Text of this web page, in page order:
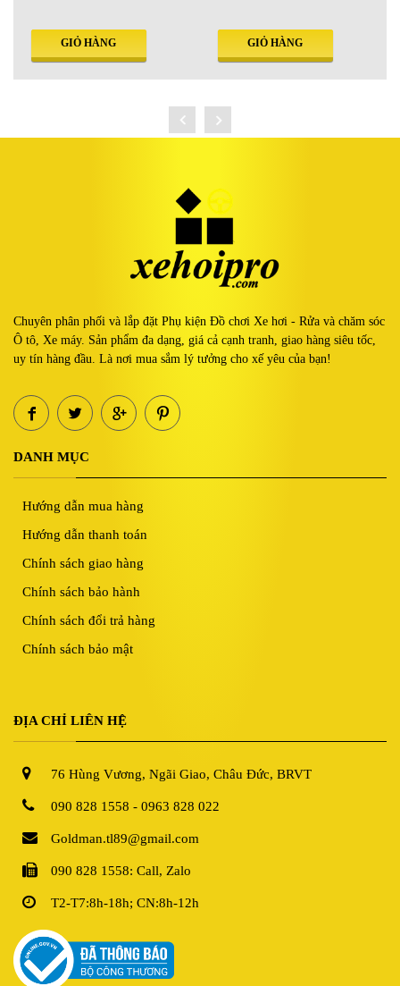
GIỎ HÀNG GIỎ HÀNG
Chuyên phân phối và lắp đặt Phụ kiện Đồ chơi Xe hơi - Rửa và chăm sóc
Ô tô, Xe máy. Sản phẩm đa dạng, giá cả cạnh tranh, giao hàng siêu tốc,
uy tín hàng đầu. Là nơi mua sắm lý tưởng cho xế yêu của bạn!
DANH MỤC
Hướng dẫn mua hàng
Hướng dẫn thanh toán
Chính sách giao hàng
Chính sách bảo hành
Chính sách đổi trả hàng
Chính sách bảo mật
ĐỊA CHỈ LIÊN HỆ
76 Hùng Vương, Ngãi Giao, Châu Đức, BRVT
090 828 1558 - 0963 828 022
Goldman.tl89@gmail.com
090 828 1558: Call, Zalo
T2-T7:8h-18h; CN:8h-12h